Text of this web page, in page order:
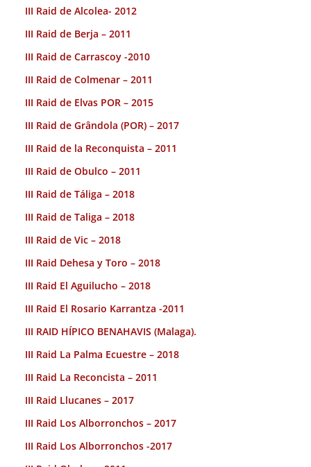
III Raid de Alcolea- 2012
III Raid de Berja – 2011
III Raid de Carrascoy -2010
III Raid de Colmenar – 2011
III Raid de Elvas POR – 2015
III Raid de Grândola (POR) – 2017
III Raid de la Reconquista – 2011
III Raid de Obulco – 2011
III Raid de Táliga – 2018
III Raid de Taliga – 2018
III Raid de Vic – 2018
III Raid Dehesa y Toro – 2018
III Raid El Aguilucho – 2018
III Raid El Rosario Karrantza -2011
III RAID HÍPICO BENAHAVIS (Malaga).
III Raid La Palma Ecuestre – 2018
III Raid La Reconcista – 2011
III Raid Llucanes – 2017
III Raid Los Alborronchos – 2017
III Raid Los Alborronchos -2017